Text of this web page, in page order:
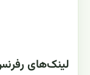
لینک‌های